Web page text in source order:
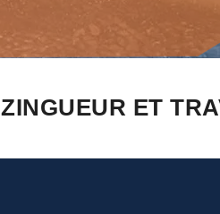
ZINGUEUR ET